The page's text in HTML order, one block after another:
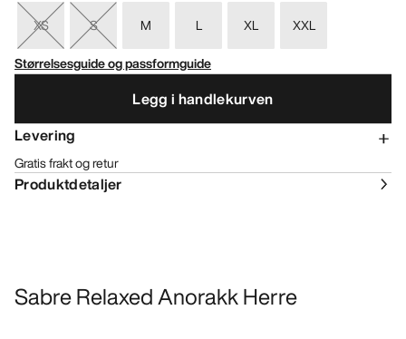
XS S M L XL
XXL
Størrelsesguide og passformguide
Legg i handlekurven
Levering
Gratis frakt og retur
Produktdetaljer
Sabre Relaxed Anorakk Herre